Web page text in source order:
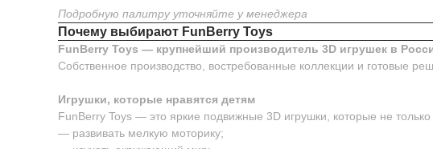
Подробную палитру уточняйте у менеджера
Почему выбирают FunBerry Toys
FunBerry Toys — крупнейший производитель 3D игрушек в
Собственное производство, востребованные коллекции и готовые
Игрушки, которые нравятся детям
FunBerry Toys — это яркие подвижные 3D игрушки, которые не
— развивать мелкую моторику;